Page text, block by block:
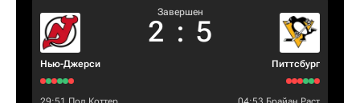
Нью-Джерси
Завершен
2 : 5
Питтсбург